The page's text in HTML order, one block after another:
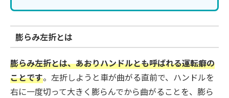
膨らみ左折とは
膨らみ左折とは、あおりハンドルとも呼ばれる運転癖の
ことです。左折しようと車が曲がる直前で、ハンドルを
右に一度切って大きく膨らんでから曲がることを、膨ら